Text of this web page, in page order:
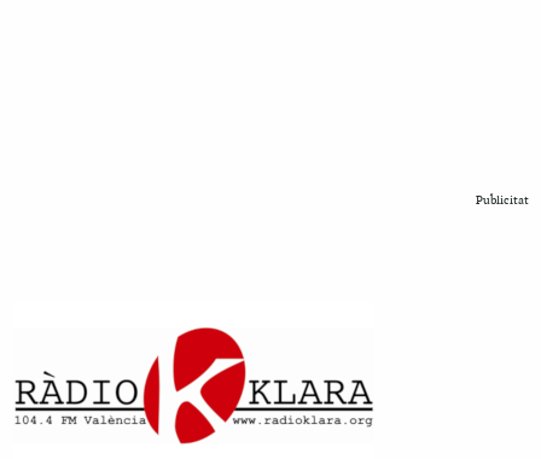
Publicitat